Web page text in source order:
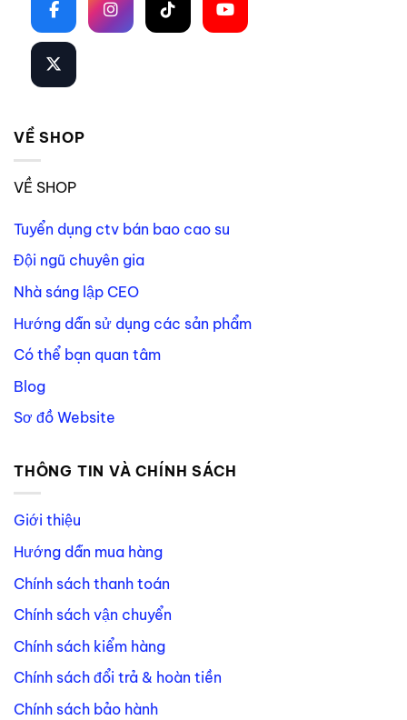
VỀ SHOP
VỀ SHOP
Tuyển dụng ctv bán bao cao su
Đội ngũ chuyên gia
Nhà sáng lập CEO
Hướng dẫn sử dụng các sản phẩm
Có thể bạn quan tâm
Blog
Sơ đồ Website
THÔNG TIN VÀ CHÍNH SÁCH
Giới thiệu
Hướng dẫn mua hàng
Chính sách thanh toán
Chính sách vận chuyển
Chính sách kiểm hàng
Chính sách đổi trả & hoàn tiền
Chính sách bảo hành